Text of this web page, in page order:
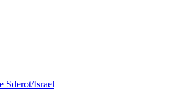
Sderot/Israel